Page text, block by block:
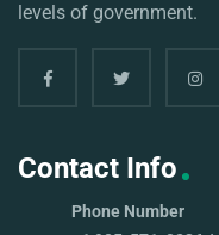
levels of government.
Contact Info
Phone Number